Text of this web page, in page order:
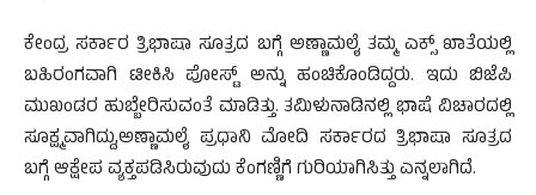
ಕೇಂದ್ರ ಸರ್ಕಾರ ತ್ರಿಭಾಷಾ ಸೂತ್ರದ ಬಗ್ಗೆ ಅಣ್ಣಾಮಲೈ ತಮ್ಮ ಎಕ್ಸ್ ಖಾತೆಯಲ್ಲಿ
ಬಹಿರಂಗವಾಗಿ ಟೀಕಿಸಿ ಪೋಸ್ಟ್ ಅನ್ನು ಹಂಚಿಕೊಂಡಿದ್ದರು. ಇದು ಬಿಜೆಪಿ
ಮುಖಂಡರ ಹುಬ್ಬೇರಿಸುವಂತೆ ಮಾಡಿತ್ತು. ತಮಿಳುನಾಡಿನಲ್ಲಿ ಭಾಷೆ ವಿಚಾರದಲ್ಲಿ
ಸೂಕ್ಷ್ಮವಾಗಿದ್ದು,ಅಣ್ಣಾಮಲೈ ಪ್ರಧಾನಿ ಮೋದಿ ಸರ್ಕಾರದ ತ್ರಿಭಾಷಾ ಸೂತ್ರದ
ಬಗ್ಗೆ ಆಕ್ಷೇಪ ವ್ಯಕ್ತಪಡಿಸಿರುವುದು ಕೆಂಗಣ್ಣಿಗೆ ಗುರಿಯಾಗಿಸಿತ್ತು ಎನ್ನಲಾಗಿದೆ.